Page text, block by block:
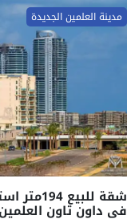
مدينة العلمين الجديدة
شقة
فى داون تاون